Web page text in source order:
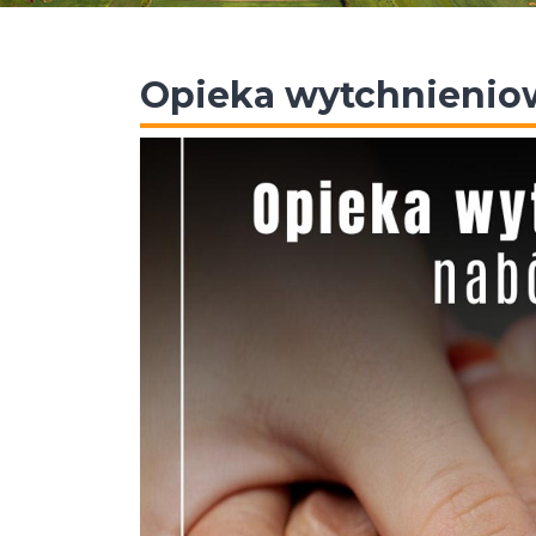
Opieka